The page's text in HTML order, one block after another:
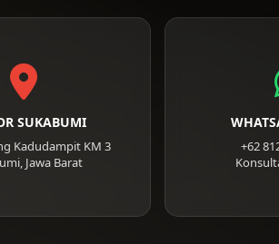
SUKABUMI
Kadudampit KM 3
Jawa Barat
+62